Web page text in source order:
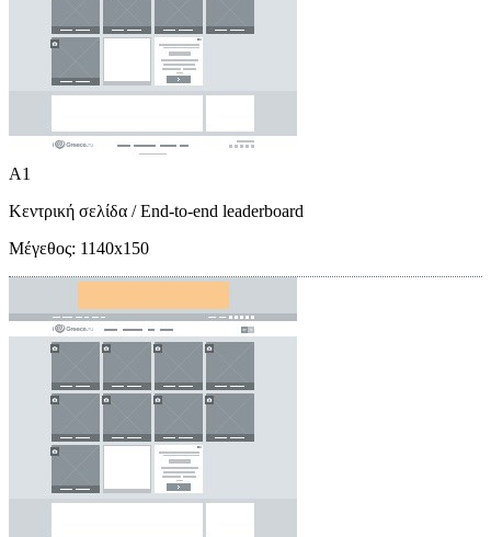
A1
Κεντρική σελίδα / End-to-end leaderboard
Μέγεθος: 1140x150